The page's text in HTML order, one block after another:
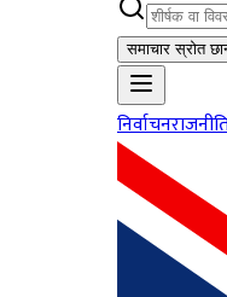
समाचार स्रोत
निर्वाचन